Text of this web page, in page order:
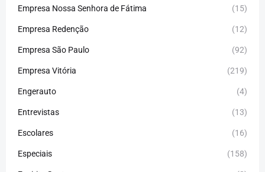
Empresa Nossa Senhora de Fátima (15)
Empresa Redenção (12)
Empresa São Paulo (92)
Empresa Vitória (219)
Engerauto (4)
Entrevistas (13)
Escolares (16)
Especiais (158)